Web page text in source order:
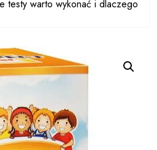
testy warto wykonać i dlaczego